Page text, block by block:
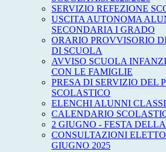
SERVIZIO REFEZIONE
USCITA AUTONOMA
SECONDARIA I GRADO
ORARIO PROVVISORIO
DI SCUOLA
AVVISO SCUOLA
CON LE FAMIGLIE
PRESA DI SERVIZIO DEL
SCOLASTICO
ELENCHI ALUNNI
CALENDARIO
2 GIUGNO - FESTA
CONSULTAZIONI
GIUGNO 2025